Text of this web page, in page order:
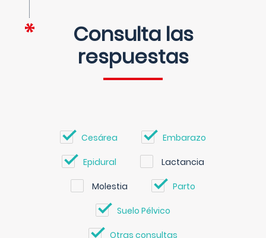
Consulta las
respuestas
Cesárea Embarazo
Epidural Lactancia
Molestia Parto
Suelo Pélvico
Otras consultas